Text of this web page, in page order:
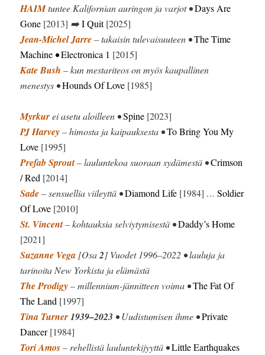
HAIMtuntee Kalifornian auringon ja varjot •Days Are
Gone [2013] ➡️I Quit[2025]
Jean-Michel Jarre– takaisin tulevaisuuteen •The Time
Machine •Electronica 1 [2015]
Kate Bush – kun mestariteos on myös kaupallinen
menestys •Hounds Of Love [1985]
Myrkurei asetu aloilleen •Spine [2023]
PJ Harvey– himosta ja kaipauksesta •To Bring You My
Love [1995]
Prefab Sprout– lauluntekoa suoraan sydämestä •Crimson
/ Red [2014]
Sade– sensuellia viileyttä •Diamond Life [1984] …Soldier
Of Love [2010]
St. Vincent– kohtauksia selviytymisestä •Daddy’s Home
[2021]
Suzanne Vega [Osa2] Vuodet 1996–2022 • lauluja ja
tarinoita New Yorkista ja elämästä
The Prodigy– millennium-jännitteen voima •The Fat Of
The Land [1997]
Tina Turner1939–2023 • Uudistumisen ihme •Private
Dancer[1984]
Tori Amos– rehellistä lauluntekijyyttä •Little Earthquakes